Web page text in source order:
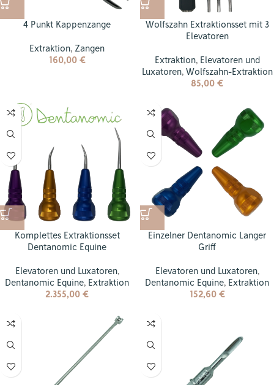
4 Punkt Kappenzange
Extraktion, Zangen
160,00 €
Wolfszahn Extraktionsset mit 3
Elevatoren
Extraktion, Elevatoren und
Luxatoren, Wolfszahn-Extraktion
85,00 €
Komplettes Extraktionsset
Dentanomic Equine
Elevatoren und Luxatoren,
Dentanomic Equine, Extraktion
2.355,00 €
Einzelner Dentanomic Langer
Griff
Elevatoren und Luxatoren,
Dentanomic Equine, Extraktion
152,60 €